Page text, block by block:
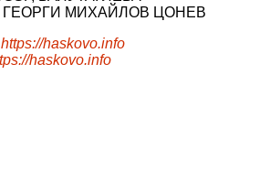
ГЕОРГИ МИХАЙЛОВ ЦОНЕВ
https://haskovo.info
haskovo.info